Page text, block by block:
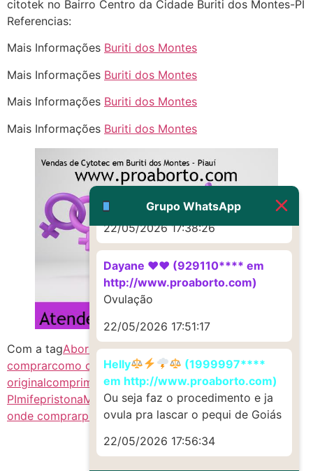
citotek no Bairro Centro da Cidade Buriti dos Montes-PI
Referencias:
Mais Informações Buriti dos Montes
Mais Informações Buriti dos Montes
Mais Informações Buriti dos Montes
Mais Informações Buriti dos Montes
Com a tagAbortivo PIcintotekcintotek PIcitotec
comprarcomo comprar o cytotec comprar citotec
originalcomprimidos de cytoteccytoteccytotec
PImifepristonaMISOPROSTOL CYTOTECmisoprostol
onde comprarpílula abortivaSitotec PI
Grupo WhatsApp
(879121**** em
http://www.proaborto.com)
mesmo
22/05/2026 17:19:47
G (1199866**** em
http://www.proaborto.com)
Muito obrigadaaaaa
22/05/2026 17:38:26
Dayane ♥️♥️ (929110**** em
http://www.proaborto.com)
Ovulação
22/05/2026 17:51:17
Helly
(1999997****
em http://www.proaborto.com)
Ou seja faz o procedimento e ja
ovula pra lascar o pequi de Goiás
22/05/2026 17:56:34